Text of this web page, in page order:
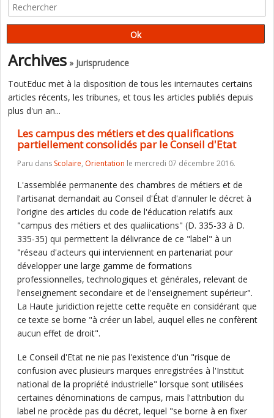
CONSOLIDÉS PAR LE CONSEIL D'ETAT
Archives » Jurisprudence
ToutEduc met à la disposition de tous les internautes certains
articles récents, les tribunes, et tous les articles publiés depuis
plus d'un an...
Les campus des métiers et des qualifications
partiellement consolidés par le Conseil d'Etat
Paru dans Scolaire, Orientation le mercredi 07 décembre 2016.
L'assemblée permanente des chambres de métiers et de
l'artisanat demandait au Conseil d'État d'annuler le décret à
l'origine des articles du code de l'éducation relatifs aux
"campus des métiers et des qualiications" (D. 335-33 à D.
335-35) qui permettent la délivrance de ce "label" à un
"réseau d'acteurs qui interviennent en partenariat pour
développer une large gamme de formations
professionnelles, technologiques et générales, relevant de
l'enseignement secondaire et de l'enseignement supérieur".
La Haute juridiction rejette cette requête en considérant que
ce texte se borne "à créer un label, auquel elles ne confèrent
aucun effet de droit".
Le Conseil d'Etat ne nie pas l'existence d'un "risque de
confusion avec plusieurs marques enregistrées à l'Institut
national de la propriété industrielle" lorsque sont utilisées
certaines dénominations de campus, mais l'attribution du
label ne procède pas du décret, lequel "se borne à en fixer